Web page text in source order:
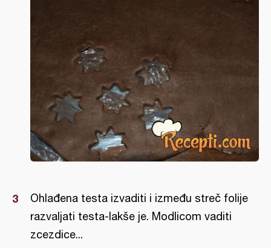
Ohlađena testa izvaditi i između streč folije
razvaljati testa-lakše je. Modlicom vaditi
zcezdice...